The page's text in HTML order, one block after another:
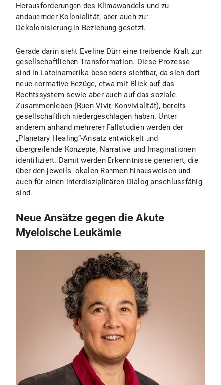
Herausforderungen des Klimawandels und zu
andauernder Kolonialität, aber auch zur
Dekolonisierung in Beziehung gesetzt.
Gerade darin sieht Eveline Dürr eine treibende Kraft zur
gesellschaftlichen Transformation. Diese Prozesse
sind in Lateinamerika besonders sichtbar, da sich dort
neue normative Bezüge, etwa mit Blick auf das
Rechtssystem sowie aber auch auf das soziale
Zusammenleben (Buen Vivir, Konvivialität), bereits
gesellschaftlich niedergeschlagen haben. Unter
anderem anhand mehrerer Fallstudien werden der
„Planetary Healing“-Ansatz entwickelt und
übergreifende Konzepte, Narrative und Imaginationen
identifiziert. Damit werden Erkenntnisse generiert, die
über den jeweils lokalen Rahmen hinausweisen und
auch für einen interdisziplinären Dialog anschlussfähig
sind.
Neue Ansätze gegen die Akute
Myeloische Leukämie